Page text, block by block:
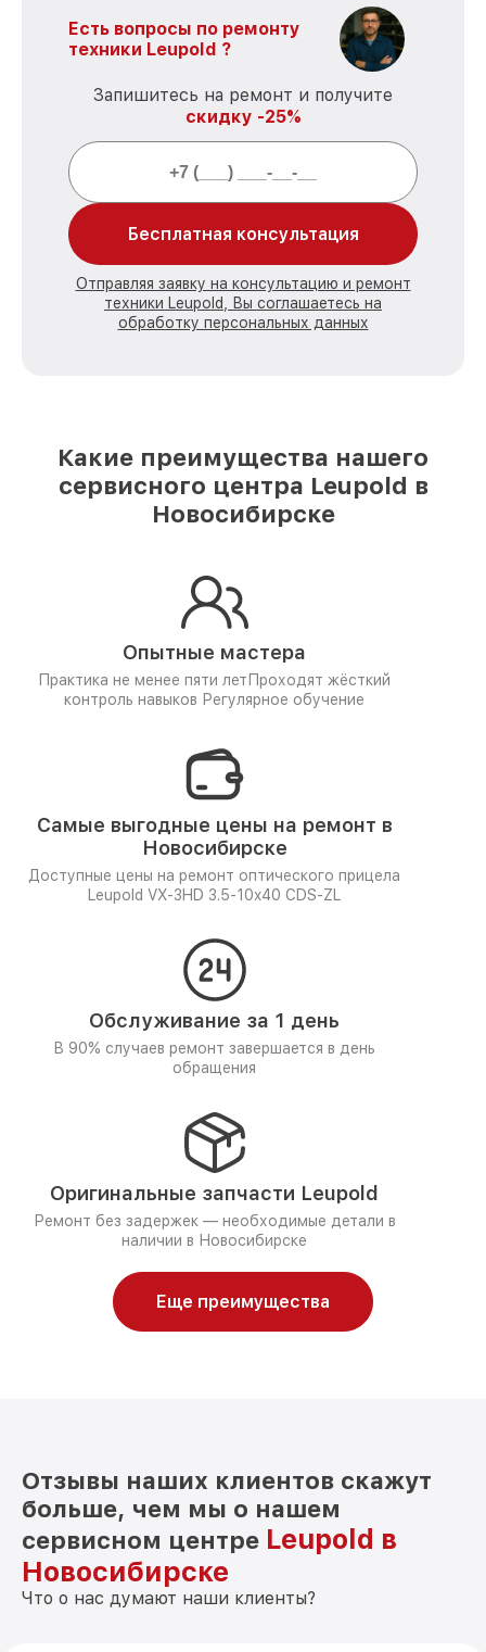
Есть вопросы по ремонту
техники Leupold ?
Запишитесь на ремонт и получите
скидку -25%
Бесплатная консультация
Отправляя заявку на консультацию и ремонт
техники Leupold, Вы соглашаетесь на
обработку персональных данных
Какие преимущества нашего
сервисного центра Leupold в
Новосибирске
Опытные мастера
Практика не менее пяти лет Проходят жёсткий
контроль навыков Регулярное обучение
Самые выгодные цены на ремонт в
Новосибирске
Доступные цены на ремонт оптического прицела
Leupold VX-3HD 3.5-10x40 CDS-ZL
Обслуживание за 1 день
В 90% случаев ремонт завершается в день
обращения
Оригинальные запчасти Leupold
Ремонт без задержек — необходимые детали в
наличии в Новосибирске
Еще преимущества
Отзывы наших клиентов скажут
больше, чем мы о нашем
сервисном центре Leupold в
Новосибирске
Что о нас думают наши клиенты?